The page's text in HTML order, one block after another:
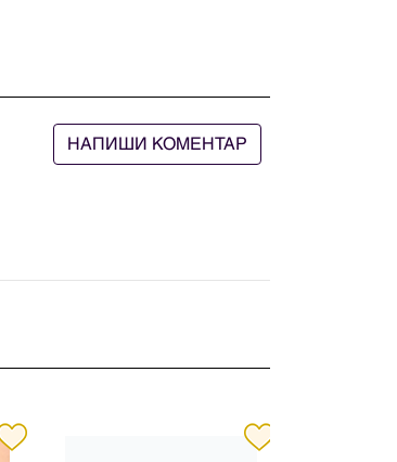
НАПИШИ КОМЕНТАР